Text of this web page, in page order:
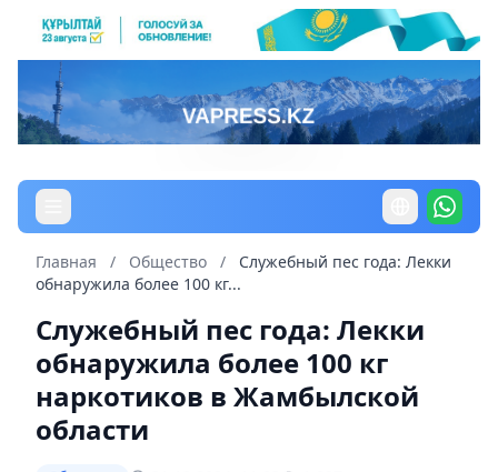
Главная / Общество /
Служебный пес года: Лекки
обнаружила более 100 кг...
Служебный пес года: Лекки
обнаружила более 100 кг
наркотиков в Жамбылской
области